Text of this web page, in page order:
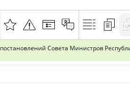
Совета Министров